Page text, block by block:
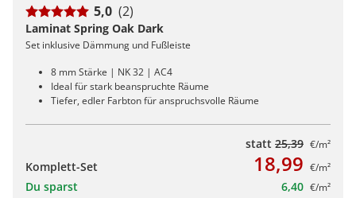
5,0 (2)
Laminat Spring Oak Dark
Set inklusive Dämmung und Fußleiste
8 mm Stärke | NK 32 | AC4
Ideal für stark beanspruchte Räume
Tiefer, edler Farbton für anspruchsvolle Räume
statt 25,39 €/m²
Komplett-Set 18,99 €/m²
Du sparst 6,40 €/m²